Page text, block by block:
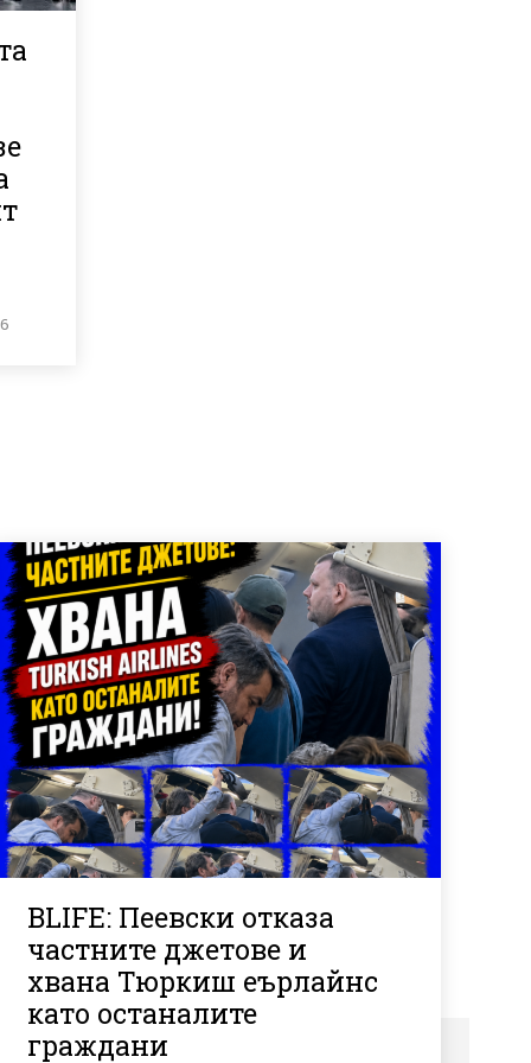
BLIFE: Пеевски отказа
частните джетове и
хвана Тюркиш еърлайнс
като останалите
граждани